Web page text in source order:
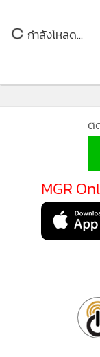
กรอบ โดยอาจได้รั
กำลังโหลด...
ติ
MGR